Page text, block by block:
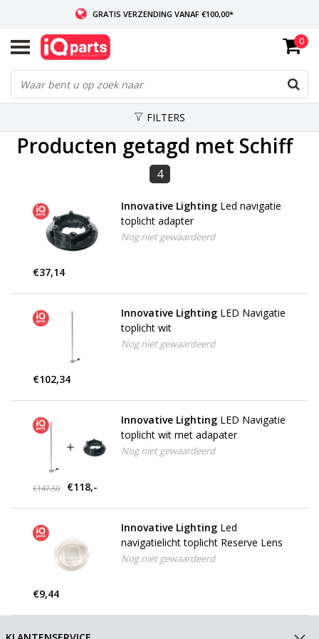
GRATIS VERZENDING VANAF €100,00*
INDIEN VOORRADIG: VOOR 14:00 BESTELD, ZELFDE DAG VERZONDEN
WERELDWIJDE LEVERING
0
FILTERS
Producten getagd met Schiff
4
Innovative Lighting Led navigatie
toplicht adapter
Nog niet gewaardeerd
€37,14
Innovative Lighting LED Navigatie
toplicht wit
Nog niet gewaardeerd
€102,34
Innovative Lighting LED Navigatie
toplicht wit met adapater
Nog niet gewaardeerd
€147,50 €118,-
Innovative Lighting Led
navigatielicht toplicht Reserve Lens
Nog niet gewaardeerd
€9,44